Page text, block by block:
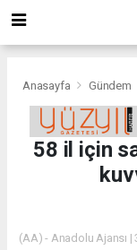
Anasayfa Gündem
58 il için
(AA) - Anadolu Ajansı |